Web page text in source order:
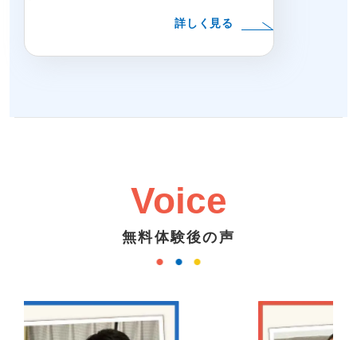
詳しく見る
Voice
無料体験後の声